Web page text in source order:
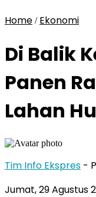
Home / Ekonomi
Di Balik
Panen
Lahan
Tim Info Ekspres -
Jumat, 29 Agustus